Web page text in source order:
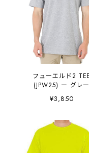
フューエルド2 TEE
(JPW25) ー グレー
¥3,850